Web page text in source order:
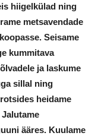
hiigelkülad ning
metsavendade
Seisame
kummitava
ja laskume
sillal ning
heidame
ääres. Kuulame